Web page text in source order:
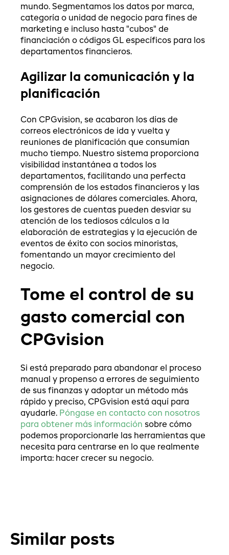
mundo. Segmentamos los datos por marca,
categoría o unidad de negocio para fines de
marketing e incluso hasta "cubos" de
financiación o códigos GL específicos para los
departamentos financieros.
Agilizar la comunicación y la
planificación
Con CPGvision, se acabaron los días de
correos electrónicos de ida y vuelta y
reuniones de planificación que consumían
mucho tiempo. Nuestro sistema proporciona
visibilidad instantánea a todos los
departamentos, facilitando una perfecta
comprensión de los estados financieros y las
asignaciones de dólares comerciales. Ahora,
los gestores de cuentas pueden desviar su
atención de los tediosos cálculos a la
elaboración de estrategias y la ejecución de
eventos de éxito con socios minoristas,
fomentando un mayor crecimiento del
negocio.
Tome el control de su
gasto comercial con
CPGvision
Si está preparado para abandonar el proceso
manual y propenso a errores de seguimiento
de sus finanzas y adoptar un método más
rápido y preciso, CPGvision está aquí para
ayudarle. Póngase en contacto con nosotros
para obtener más información sobre cómo
podemos proporcionarle las herramientas que
necesita para centrarse en lo que realmente
importa: hacer crecer su negocio.
Similar posts